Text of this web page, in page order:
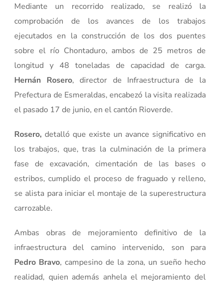
Mediante un recorrido realizado, se realizó la
comprobación de los avances de los trabajos
ejecutados en la construcción de los dos puentes
sobre el río Chontaduro, ambos de 25 metros de
longitud y 48 toneladas de capacidad de carga.
Hernán Rosero, director de Infraestructura de la
Prefectura de Esmeraldas, encabezó la visita realizada
el pasado 17 de junio, en el cantón Rioverde.
Rosero,detalló que existe un avance significativo en
los trabajos, que, tras la culminación de la primera
fase de excavación, cimentación de las bases o
estribos, cumplido el proceso de fraguado y relleno,
se alista para iniciar el montaje de la superestructura
carrozable.
Ambas obras de mejoramiento definitivo de la
infraestructura del camino intervenido, son para
Pedro Bravo, campesino de la zona, un sueño hecho
realidad, quien además anhela el mejoramiento del